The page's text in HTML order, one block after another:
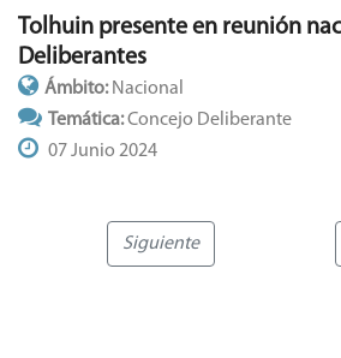
Tolhuin presente en reunión
Deliberantes
Ámbito: Nacional
Temática:Concejo Deliberante
07 Junio 2024
Siguiente